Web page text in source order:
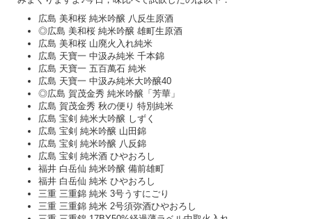
広島 美和桜 純米吟醸 八反生原酒
◎広島 美和桜 純米吟醸 雄町生原酒
広島 美和桜 山廃火入れ純米
広島 天寶一 中汲み純米 千本錦
広島 天寶一 五百萬石 純米
広島 天寶一 中汲み純米大吟醸40
◎広島 賀茂金秀 純米吟醸「芳華」
広島 賀茂金秀 秋の便り 特別純米
広島 宝剣 純米大吟醸 しずく
広島 宝剣 純米吟醸 山田錦
広島 宝剣 純米吟醸 八反錦
広島 宝剣 純米酒 ひやおろし
福井 白岳仙 純米吟醸 備前雄町
福井 白岳仙 純米 ひやおろし
三重 三重錦 純米 3号うすにごり
三重 三重錦 純米 2号須弥酒ひやおろし